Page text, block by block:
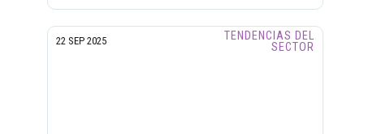
22 SEP 2025
TENDENCIAS DEL
SECTOR